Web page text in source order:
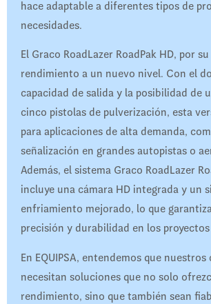
hace adaptable a diferentes tipos de
necesidades.
El Graco RoadLazer RoadPak HD, por
rendimiento a un nuevo nivel. Con el
capacidad de salida y la posibilidad de
cinco pistolas de pulverización, esta
para aplicaciones de alta demanda,
señalización en grandes autopistas o
Además, el sistema Graco RoadLazer
incluye una cámara HD integrada y un
enfriamiento mejorado, lo que
precisión y durabilidad en los proyectos
En EQUIPSA, entendemos que
necesitan soluciones que no solo
rendimiento, sino que también sean